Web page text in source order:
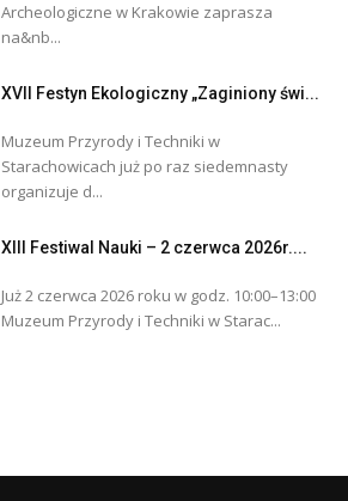
Archeologiczne w Krakowie zaprasza
na&nb...
XVII Festyn Ekologiczny „Zaginiony świ...
Muzeum Przyrody i Techniki w
Starachowicach już po raz siedemnasty
organizuje d...
XIII Festiwal Nauki – 2 czerwca 2026r....
Już 2 czerwca 2026 roku w godz. 10:00–13:00
Muzeum Przyrody i Techniki w Starac...